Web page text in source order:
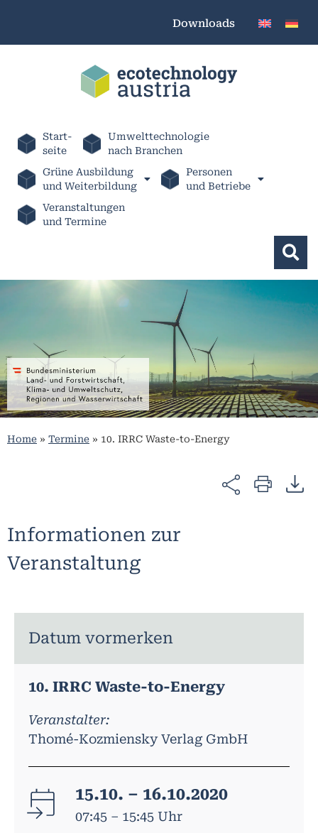
Downloads
Start-
seite
Umwelttechnologie
nach Branchen
Grüne Ausbildung
und Weiterbildung
Personen
und Betriebe
Veranstaltungen
und Termine
Home » Termine » 10. IRRC Waste-to-Energy
Informationen zur
Veranstaltung
Datum vormerken
10. IRRC Waste-to-Energy
Veranstalter:
Thomé-Kozmiensky Verlag GmbH
15.10. – 16.10.2020
07:45 – 15:45 Uhr